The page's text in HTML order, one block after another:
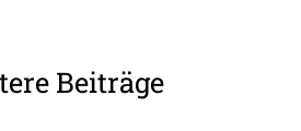
Beiträge